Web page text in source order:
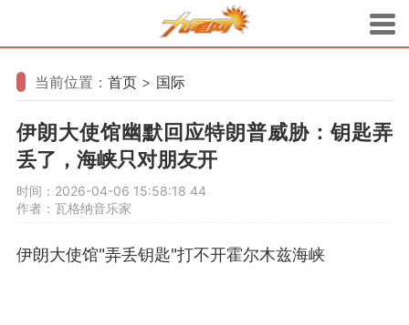
当前位置： 首页 > 国际
伊朗大使馆幽默回应特朗普威胁：钥匙弄
丢了，海峡只对朋友开
时间：2026-04-06 15:58:18 44
作者：瓦格纳音乐家
伊朗大使馆"弄丢钥匙"打不开霍尔木兹海峡